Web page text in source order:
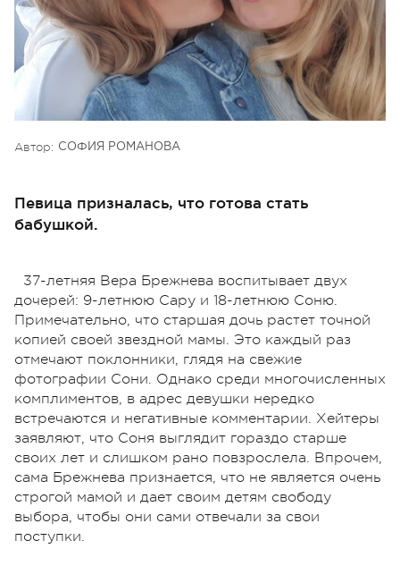
Автор: СОФИЯ РОМАНОВА
Певица призналась, что готова стать
бабушкой.
37-летняя Вера Брежнева воспитывает двух
дочерей: 9-летнюю Сару и 18-летнюю Соню.
Примечательно, что старшая дочь растет точной
копией своей звездной мамы. Это каждый раз
отмечают поклонники, глядя на свежие
фотографии Сони. Однако среди многочисленных
комплиментов, в адрес девушки нередко
встречаются и негативные комментарии. Хейтеры
заявляют, что Соня выглядит гораздо старше
своих лет и слишком рано повзрослела. Впрочем,
сама Брежнева признается, что не является очень
строгой мамой и дает своим детям свободу
выбора, чтобы они сами отвечали за свои
поступки.